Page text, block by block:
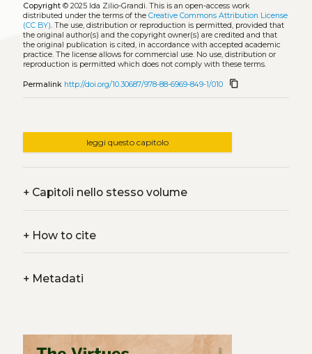
Copyright© 2025 Ida Zilio-Grandi. This is an open-access work
distributed under the terms of the Creative Commons Attribution License
(CC BY). The use, distribution or reproduction is permitted, provided that
the original author(s) and the copyright owner(s) are credited and that
the original publication is cited, in accordance with accepted academic
practice. The license allows for commercial use. No use, distribution or
reproduction is permitted which does not comply with these terms.
Permalink http://doi.org/10.30687/978-88-6969-849-1/010 content_copy
leggi questo capitolo
+Capitoli nello stesso volume
+How to cite
+Metadati